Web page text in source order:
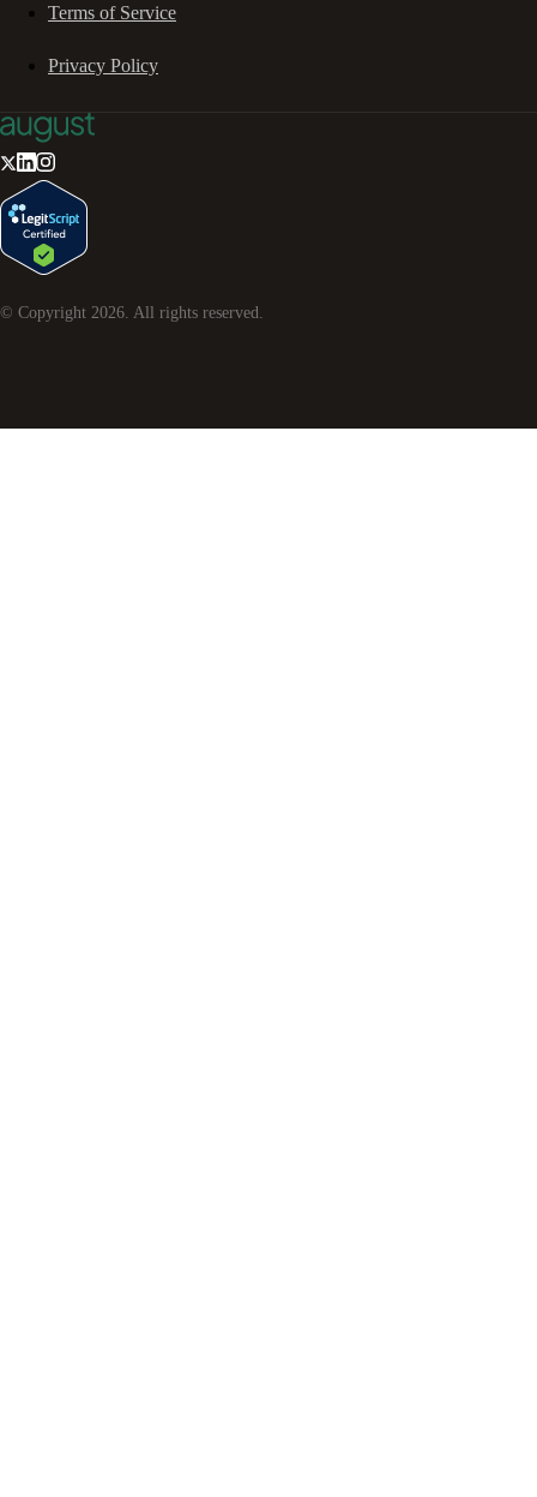
Terms of Service
Privacy Policy
© Copyright 2026 . All rights reserved.